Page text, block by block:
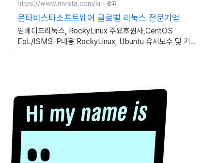
https://www.mvista.com/kr 광고
몬타비스타소프트웨어 글로벌 리눅스 전문기업
임베디드리눅스, RockyLinux 주요후원사,CentOS
EoL/ISMS-P대응 RockyLinux, Ubuntu 유지보수 및 기술